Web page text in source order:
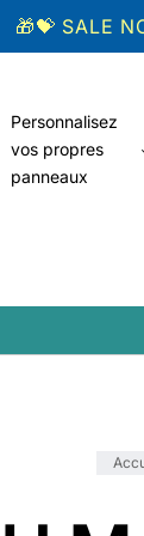
🎁💝 SALE
Personnalisez
vos propres
panneaux